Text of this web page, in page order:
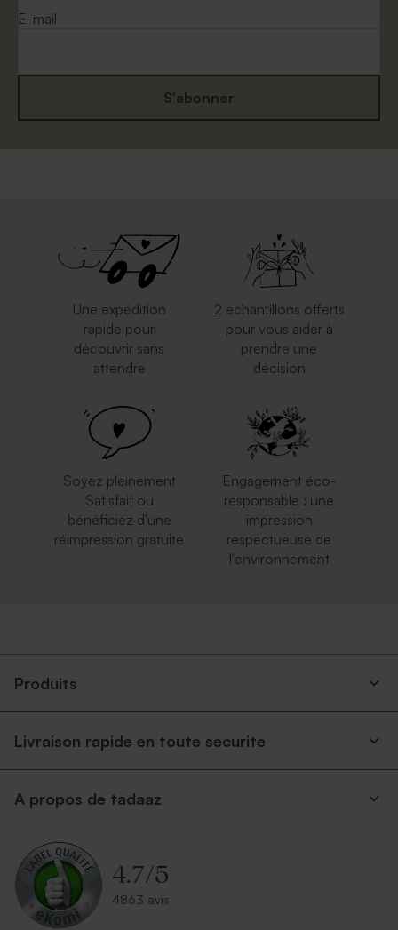
Enveloppe rectangle bleu
nuit
E-mail
S'abonner
Une expédition
rapide pour
découvrir sans
attendre
2 échantillons offerts
pour vous aider à
prendre une
décision
Soyez pleinement
Satisfait ou
bénéficiez d'une
réimpression gratuite
Engagement éco-
responsable : une
impression
respectueuse de
l'environnement
Produits
Livraison rapide en toute securite
A propos de tadaaz
4.7/5
4863 avis